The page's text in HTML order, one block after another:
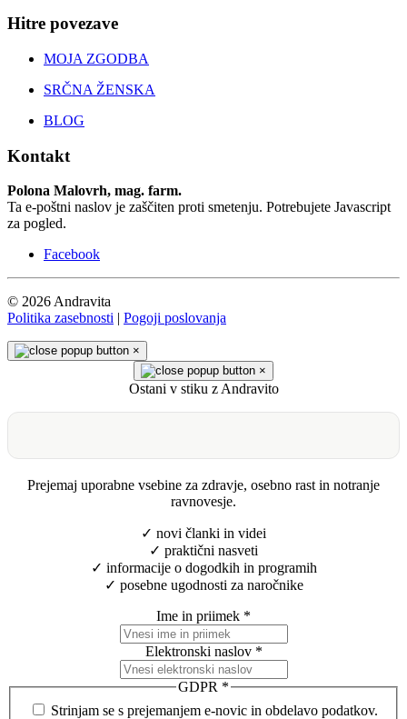
Hitre povezave
MOJA ZGODBA
SRČNA ŽENSKA
BLOG
Kontakt
Polona Malovrh, mag. farm.
Ta e-poštni naslov je zaščiten proti smetenju. Potrebujete Javascript
za pogled.
Facebook
© 2026 Andravita
Politika zasebnosti | Pogoji poslovanja
×
×
Ostani v stiku z Andravito
Prejemaj uporabne vsebine za zdravje, osebno rast in notranje
ravnovesje.
✓ novi članki in videi
✓ praktični nasveti
✓ informacije o dogodkih in programih
✓ posebne ugodnosti za naročnike
Ime in priimek *
Elektronski naslov *
GDPR *
Strinjam se s prejemanjem e-novic in obdelavo podatkov.